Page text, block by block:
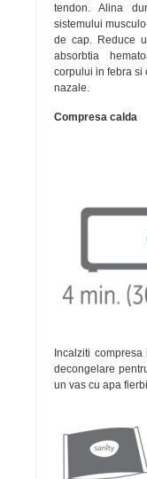
tendon. Alina
sistemului
de cap. Reduce
absorbtia
corpului in febra si
nazale.
Compresa calda
Incalziti
decongelare
un vas cu apa